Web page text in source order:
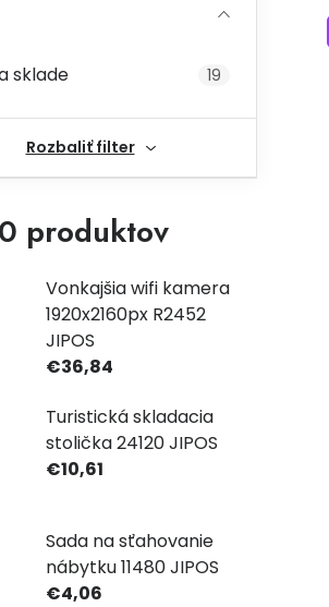
sklade 19
Rozbaliť filter
produktov
Vonkajšia wifi kamera
1920x2160px R2452
JIPOS
€36,84
Turistická skladacia
stolička 24120 JIPOS
€10,61
Sada na sťahovanie
nábytku 11480 JIPOS
€4,06